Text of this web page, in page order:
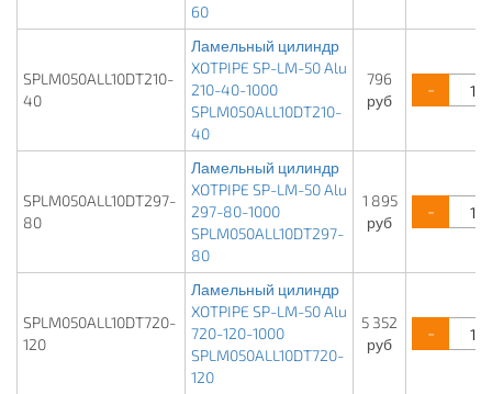
60
SPLM050ALL10DT210-
40
Ламельный цилиндр
XOTPIPE SP-LM-50 Alu
210-40-1000
SPLM050ALL10DT210-
40
796
руб
-
SPLM050ALL10DT297-
80
Ламельный цилиндр
XOTPIPE SP-LM-50 Alu
297-80-1000
SPLM050ALL10DT297-
80
1 895
руб
-
SPLM050ALL10DT720-
120
Ламельный цилиндр
XOTPIPE SP-LM-50 Alu
720-120-1000
SPLM050ALL10DT720-
120
5 352
руб
-